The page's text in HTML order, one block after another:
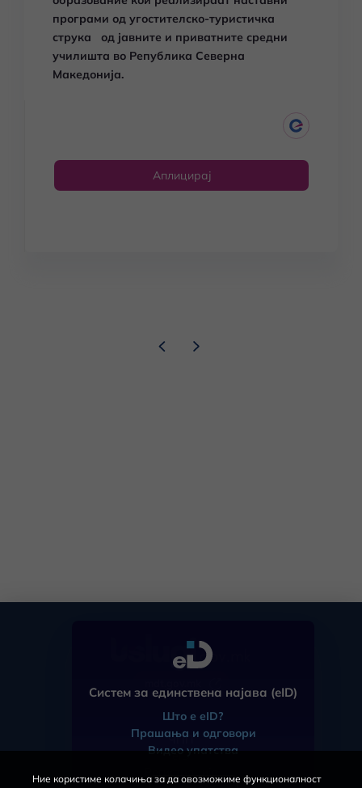
програми од угостителско-туристичка
струка од јавните и приватните средни
училишта во Република Северна
Македонија.
Аплицирај
ЧПП
eID
Систем за единствена најава (eID)
Што е eID?
Прашања и одговори
Видео упатства
Ние користиме колачиња за да овозможиме функционалност